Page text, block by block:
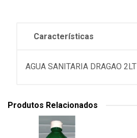
Características
AGUA SANITARIA DRAGAO 2LT
Produtos Relacionados